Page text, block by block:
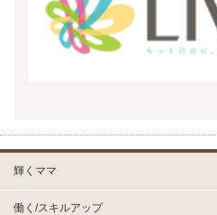
輝くママ
働く/スキルアップ